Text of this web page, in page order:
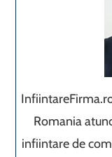
Romania
infiintare de